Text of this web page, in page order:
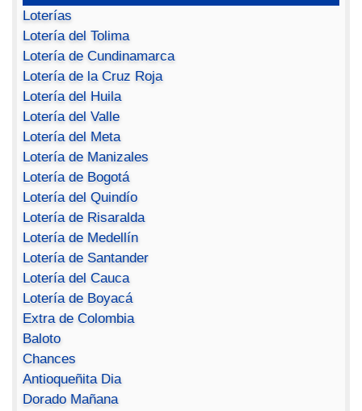
Loterías
Lotería del Tolima
Lotería de Cundinamarca
Lotería de la Cruz Roja
Lotería del Huila
Lotería del Valle
Lotería del Meta
Lotería de Manizales
Lotería de Bogotá
Lotería del Quindío
Lotería de Risaralda
Lotería de Medellín
Lotería de Santander
Lotería del Cauca
Lotería de Boyacá
Extra de Colombia
Baloto
Chances
Antioqueñita Dia
Dorado Mañana